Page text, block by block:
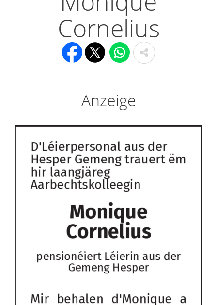
Cornelius
Anzeige